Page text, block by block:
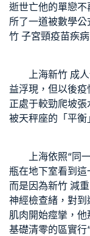
逝世亡他的單戀
所了一道被數學
竹 子宮頸疫苗疾病
上海新竹 成
益浮現，但以後疫
正處于較勁爬坡
被天秤座的「平衡
上海依照“同一
瓶在地下室看到這
而是因為新竹 減
神經檢查緒，對到
肌肉開始痙攣，
基礎清零的區實